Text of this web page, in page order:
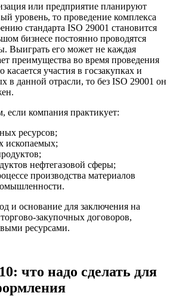
или предприятие планируют
уровень, то проведение комплекса
стандарта ISO 29001 становится
бизнесе постоянно проводятся
Выиграть его может не каждая
преимущества во время проведения
участия в госзакупках и
в данной отрасли, то без ISO 29001 он
если компания практикует:
ресурсов;
ископаемых;
нефтегазовой сферы;
производства материалов
и основание для заключения на
закупочных договоров,
ресурсами.
что надо сделать для